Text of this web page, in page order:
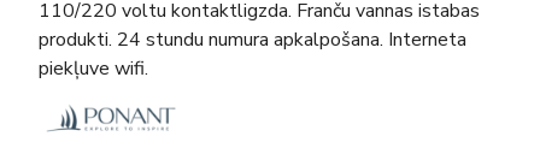
110/220 voltu kontaktligzda. Franču vannas istabas
produkti. 24 stundu numura apkalpošana. Interneta
piekļuve wifi.